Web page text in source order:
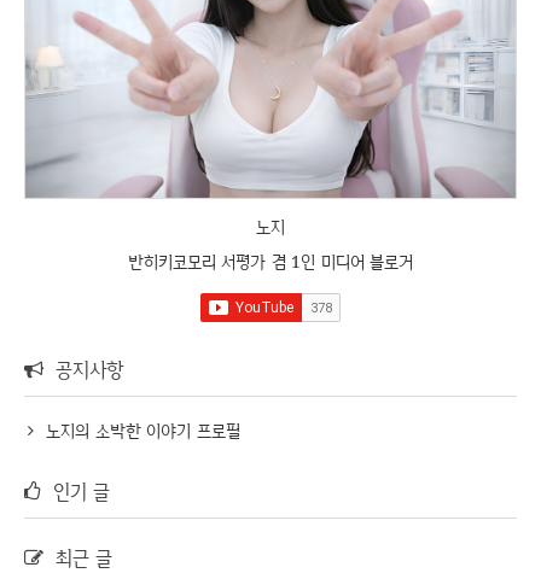
노지
반히키코모리 서평가 겸 1인 미디어 블로거
공지사항
노지의 소박한 이야기 프로필
인기 글
최근 글